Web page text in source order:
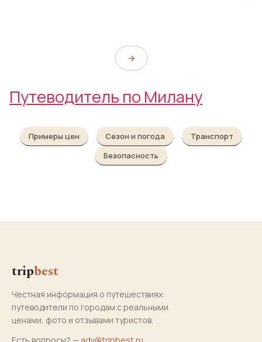
→
Путеводитель по Милану
Примеры цен Сезон и погода
Транспорт
Безопасность
tripbest
Честная информация о путешествиях:
путеводители по городам с реальными
ценами, фото и отзывами туристов.